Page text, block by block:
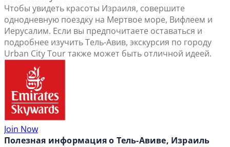
Чтобы увидеть красоты Израиля, совершите
однодневную поездку на Мертвое море, Вифлеем и
Иерусалим. Если вы предпочитаете оставаться и
подробнее изучить Тель-Авив, экскурсия по городу
Urban City Tour также может быть отличной идеей.
Join Now
Полезная информация о Тель-Авиве, Израиль